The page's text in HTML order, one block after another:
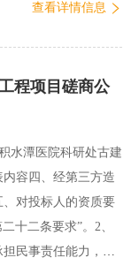
安装、调试、售后服
冷凝水管，考虑到
断采用铝合金材
开箱，空开箱内开关
项目已获得医院预算
文件领取时间、地
放，不向投标人提供
查看详情信息
程项目磋商公
水潭医院科研处古建
容四、经第三方造
对投标人的资质要
十二条要求”。2、
民事责任能力，遵